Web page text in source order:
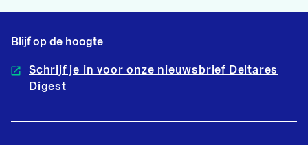
Blijf op de hoogte
Schrijf je in voor onze nieuwsbrief Deltares
Digest